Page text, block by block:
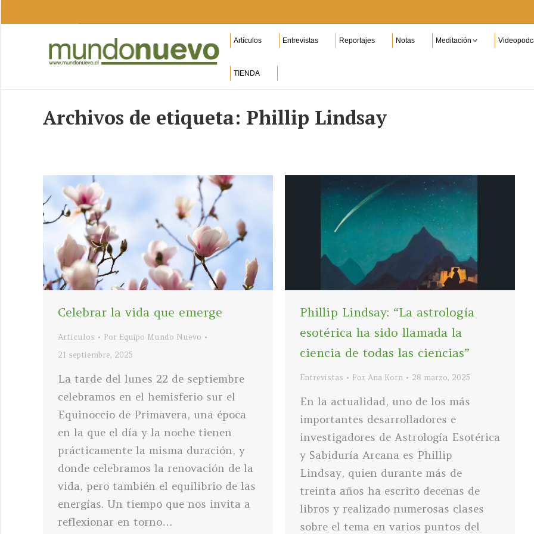
Artículos Entrevistas Reportajes Notas Meditación
TIENDA
Archivos de etiqueta: Phillip Lindsay
Celebrar la vida que emerge
Artículos Por Equipo Mundo Nuevo
21 septiembre, 2025
La tarde del lunes 22 de septiembre
celebramos en el hemisferio sur el
Equinoccio de Primavera, una época
en la que el día y la noche tienen
prácticamente la misma duración, y
donde celebramos la renovación de la
vida, pero también el equilibrio de las
energías. Un tiempo que nos invita a
reflexionar en torno…
Phillip Lindsay: “La astrología
esotérica ha sido llamada la
ciencia de todas las ciencias”
Entrevistas Por Ana Korn 28 marzo, 2025
En la actualidad, uno de los más
importantes desarrolladores e
investigadores de Astrología Esotérica
y Sabiduría Arcana es Phillip
Lindsay, quien durante más de
treinta años ha escrito decenas de
libros y realizado numerosas clases
sobre el tema en varios puntos del